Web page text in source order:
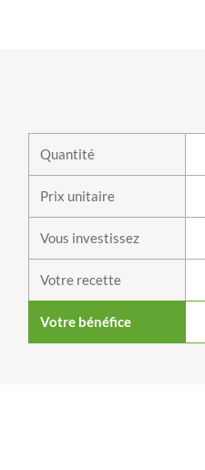
Quantité
Prix unitaire
Vous investissez
Votre recette
Votre bénéfice